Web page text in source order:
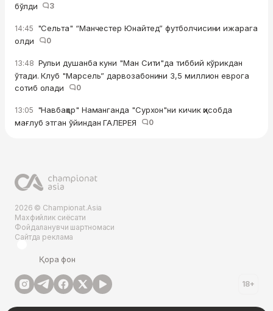
бўлди
3
14:45 "Сельта" “Манчестер Юнайтед” футболчисини ижарага
олди
0
13:48 Рульи душанба куни "Ман Сити"да тиббий кўрикдан
ўтади. Клуб "Марсель” дарвозабонини 3,5 миллион еврога
сотиб олади
0
13:05 "Навбаҳор" Наманганда "Сурхон"ни кичик ҳисобда
мағлуб этган ўйиндан ГАЛЕРЕЯ
0
2026 © Championat.Asia
Махфийлик сиёсати
Фойдаланувчи шартномаси
Сайтда реклама
Қора фон
18+